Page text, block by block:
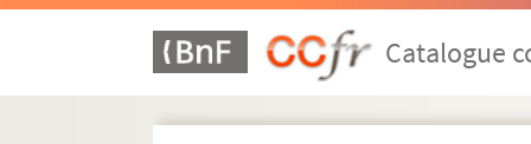
Catalogue